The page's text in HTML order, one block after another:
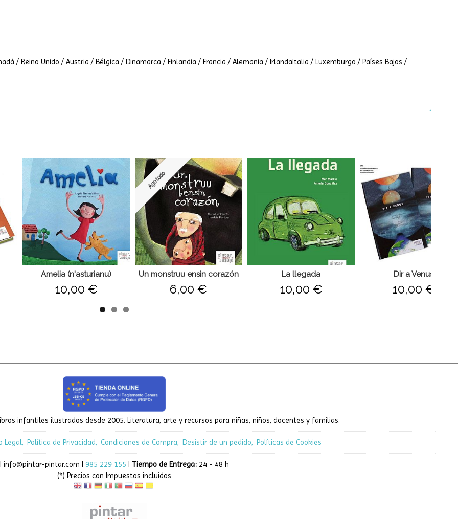
/ Reino Unido / Austria / Bélgica / Dinamarca / Finlandia / Francia / Alemania / IrlandaItalia / Luxemburgo / Países Bajos /
Amelia (n'asturianu)
10,00 €
Agotado
Un monstruu ensin corazón
6,00 €
La llegada
10,00 €
Dir a Venus
10,00 €
infantiles ilustrados desde 2005. Literatura, arte y recursos para niñas, niños, docentes y familias.
Legal Política de Privacidad Condiciones de Compra Desistir de un pedido Políticas de Cookies
| info@pintar-pintar.com | 985 229 155 Tiempo de Entrega: 24 - 48 h
(*) Precios con Impuestos incluidos